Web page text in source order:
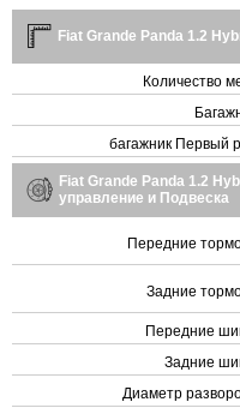
Fiat Grande Panda 1.2
Количество
багажник Первый
Fiat Grande Panda 1.2
управление и Подвеска
Передние
Задние
Передние
Задние
Диаметр